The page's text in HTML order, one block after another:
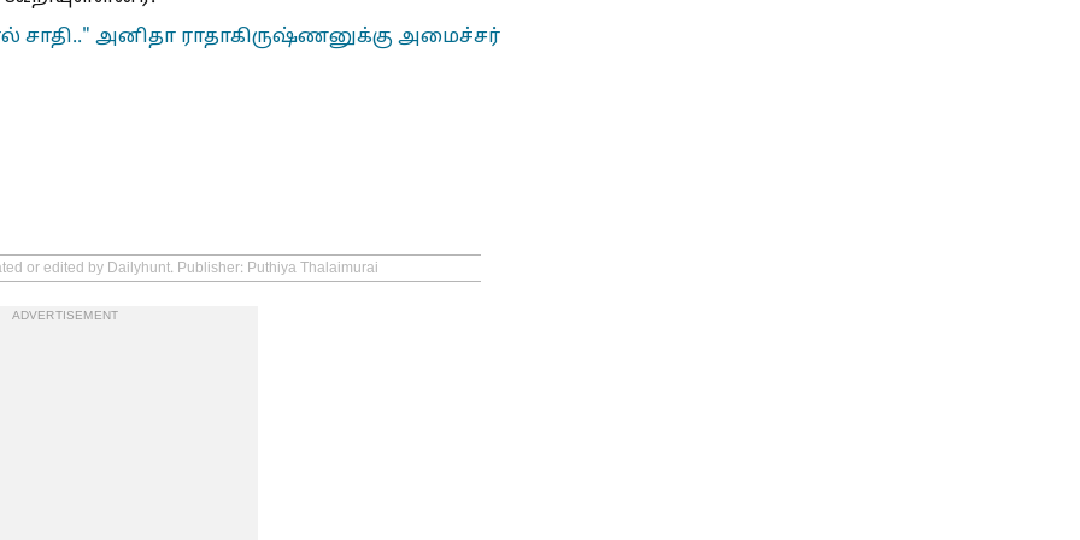
அனிதா ராதாகிருஷ்ணனுக்கு அமைச்சர்
or edited by Dailyhunt. Publisher: Puthiya Thalaimurai
ADVERTISEMENT